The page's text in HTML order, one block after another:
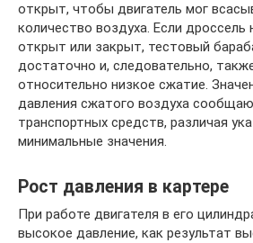
открыт, чтобы двигатель мог
количество воздуха. Если дроссель
открыт или закрыт, тестовый
достаточно и, следовательно,
относительно низкое сжатие.
давления сжатого воздуха
транспортных средств, различая
минимальные значения.
Рост давления в картере
При работе двигателя в его
высокое давление, как результат